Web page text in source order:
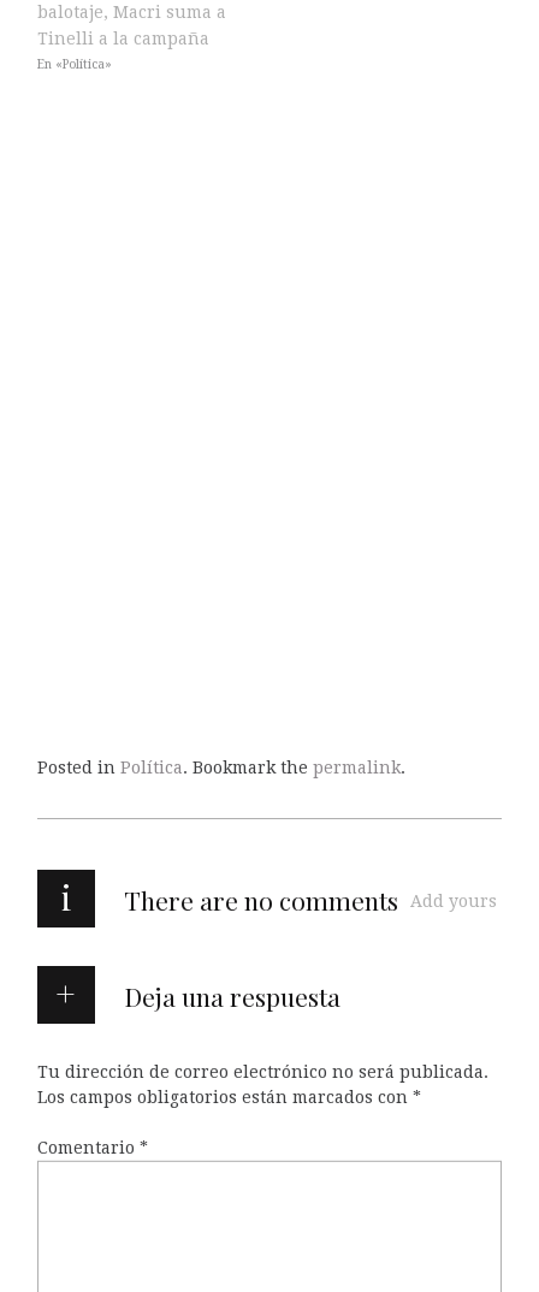
balotaje, Macri suma a
Tinelli a la campaña
En «Política»
Posted in Política. Bookmark the permalink.
i There are no comments Add yours
Deja una respuesta
Tu dirección de correo electrónico no será publicada.
Los campos obligatorios están marcados con *
Comentario *